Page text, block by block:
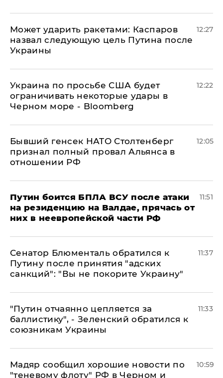
Может ударить ракетами: Каспаров
назвал следующую цель Путина после
Украины
12:27
Украина по просьбе США будет
ограничивать некоторые удары в
Черном море - Bloomberg
12:22
Бывший генсек НАТО Столтенберг
признал полный провал Альянса в
отношении РФ
12:05
Путин боится БПЛА ВСУ после атаки
на резиденцию на Валдае, прячась от
них в неевропейской части РФ
11:51
Сенатор Блюменталь обратился к
Путину после принятия "адских
санкций": "Вы не покорите Украину"
11:37
"Путин отчаянно цепляется за
баллистику", - Зеленский обратился к
союзникам Украины
11:33
Мадяр сообщил хорошие новости по
"теневому флоту" РФ в Черном и
10:59